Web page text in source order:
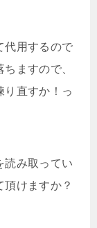
代用するので
ますので、
り直すか！っ
読み取ってい
けますか？